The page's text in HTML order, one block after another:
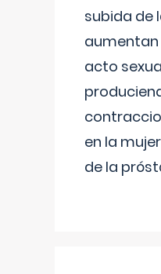
subida de
acto
en la
de la